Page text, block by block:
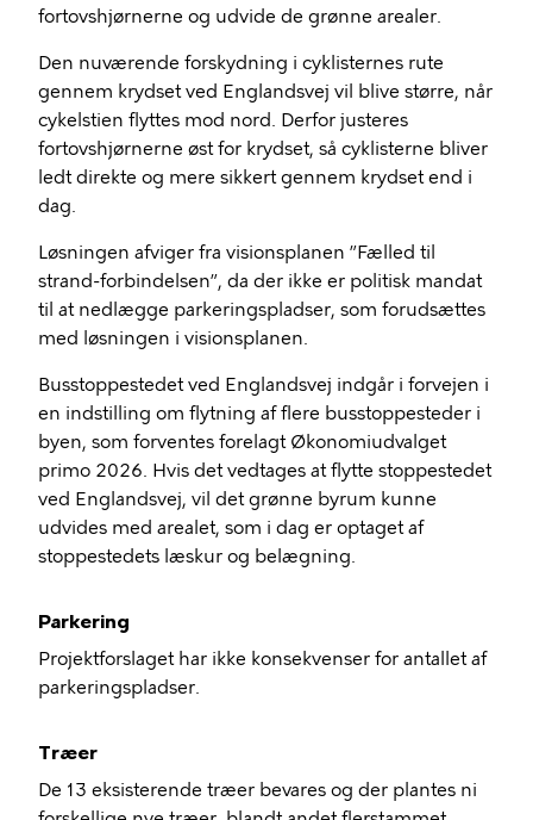
fortovshjørnerne og udvide de grønne arealer.
Den nuværende forskydning i cyklisternes rute
gennem krydset ved Englandsvej vil blive større, når
cykelstien flyttes mod nord. Derfor justeres
fortovshjørnerne øst for krydset, så cyklisterne bliver
ledt direkte og mere sikkert gennem krydset end i
dag.
Løsningen afviger fra visionsplanen ”Fælled til
strand-forbindelsen”, da der ikke er politisk mandat
til at nedlægge parkeringspladser, som forudsættes
med løsningen i visionsplanen.
Busstoppestedet ved Englandsvej indgår i forvejen i
en indstilling om flytning af flere busstoppesteder i
byen, som forventes forelagt Økonomiudvalget
primo 2026. Hvis det vedtages at flytte stoppestedet
ved Englandsvej, vil det grønne byrum kunne
udvides med arealet, som i dag er optaget af
stoppestedets læskur og belægning.
Parkering
Projektforslaget har ikke konsekvenser for antallet af
parkeringspladser.
Træer
De 13 eksisterende træer bevares og der plantes ni